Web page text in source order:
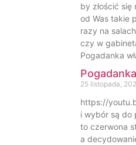
by złościć się
od Was takie
razy na
czy w
Pogadanka
25 listopada,
https://
i wybór są do
to czerwona
a